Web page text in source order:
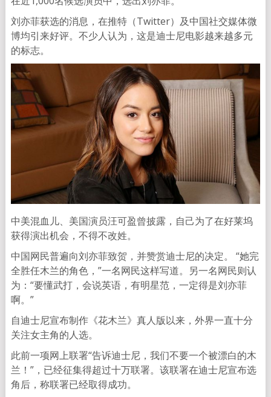
刘亦菲获选的消息，在推特（Twitter）及中国社交媒体微
博均引来好评。不少人认为，这是迪士尼电影越来越多元
的标志。
中美混血儿、美国演员汪可盈曾披露，自己为了在好莱坞
获得演出机会，不得不改姓。
中国网民普遍向刘亦菲致贺，并赞赏迪士尼的决定。 “她完
全胜任木兰的角色，”一名网民这样写道。另一名网民则认
为：“要懂武打，会说英语，有明星范，一定得是刘亦菲
啊。”
自迪士尼宣布制作《花木兰》真人版以来，外界一直十分
关注女主角的人选。
此前一项网上联署“告诉迪士尼，我们不要一个被漂白的木
兰！”，已经征集得超过十万联署。该联署在迪士尼宣布选
角后，称联署已经取得成功。